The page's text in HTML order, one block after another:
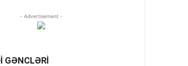
- Advertisement -
GƏNCLƏRI
gəncləri
BİNƏQƏDİ ŞƏHİDLƏRİ
Binəqədi videolarda